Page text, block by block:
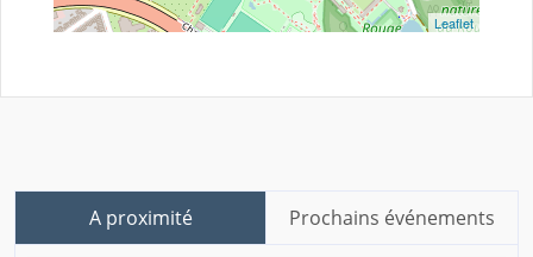
Leaflet
A proximité Prochains événements